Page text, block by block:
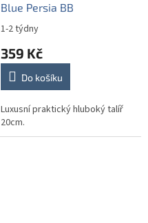
Blue Persia BB
1-2 týdny
359 Kč
Do košíku
Luxusní praktický hluboký talíř
20cm.